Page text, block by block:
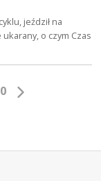
jeździł na
o czym Czas